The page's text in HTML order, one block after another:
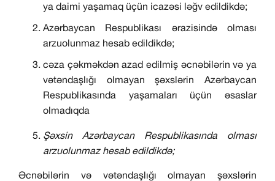
ya daimi yaşamaq üçün icazəsi ləğv edildikdə;
Azərbaycan Respublikası ərazisində olması
arzuolunmaz hesab edildikdə;
cəza çəkməkdən azad edilmiş əcnəbilərin və ya
vətəndaşlığı olmayan şəxslərin Azərbaycan
Respublikasında yaşamaları üçün əsaslar
olmadıqda
Şəxsin Azərbaycan Respublikasında olması
arzuolunmaz hesab edildikdə;
Əcnəbilərin və vətəndaşlığı olmayan şəxslərin